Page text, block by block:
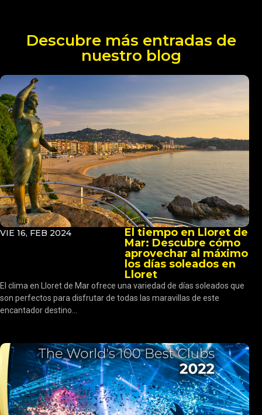
Descubre más entradas de
nuestro blog
VIE 16, FEB 2024
El tiempo en Lloret de
Mar: Descubre cómo
aprovechar al máximo
los días soleados en
Lloret
El clima en Lloret de Mar ofrece una variedad de días soleados que
son perfectos para disfrutar de todas las maravillas de este
encantador destino...